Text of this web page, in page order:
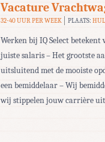
Vacature
32-40 UUR PER WEEK PLAATS:
Werken bij IQ Select
juiste salaris – Het grootste
uitsluitend met de mooiste
een bemiddelaar – Wij
wij stippelen jouw carrière